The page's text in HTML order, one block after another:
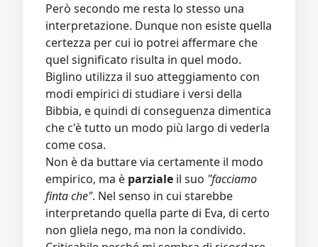
Però secondo me resta lo stesso una
interpretazione. Dunque non esiste quella
certezza per cui io potrei affermare che
quel significato risulta in quel modo.
Biglino utilizza il suo atteggiamento con
modi empirici di studiare i versi della
Bibbia, e quindi di conseguenza dimentica
che c'è tutto un modo più largo di vederla
come cosa.
Non è da buttare via certamente il modo
empirico, ma è parziale il suo "facciamo
finta che". Nel senso in cui starebbe
interpretando quella parte di Eva, di certo
non gliela nego, ma non la condivido.